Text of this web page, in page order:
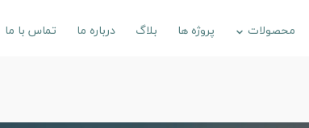
محصولات پروژه ها بلاگ درباره ما تماس با ما